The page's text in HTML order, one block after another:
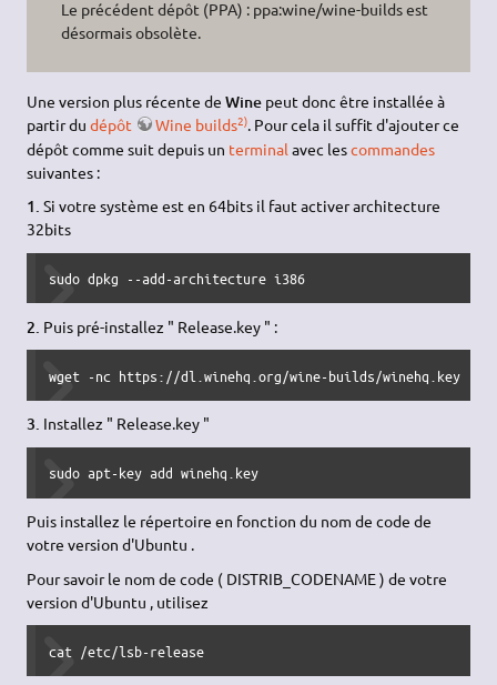
Le précédent dépôt (PPA) : ppa:wine/wine-builds est
désormais obsolète.
Une version plus récente deWine peut donc être installée à
partir dudépôt Wine builds2) . Pour cela il suffit d'ajouter ce
dépôt comme suit depuis un terminal avec lescommandes
suivantes :
1. Si votre système est en 64bits il faut activer architecture
32bits
sudo dpkg --add-architecture i386
2. Puis pré-installez " Release.key " :
wget -nc https: //dl.winehq.org/wine-builds/winehq.key
3. Installez " Release.key "
sudo apt-key add winehq.key
Puis installez le répertoire en fonction du nom de code de
votre version d'Ubuntu .
Pour savoir le nom de code ( DISTRIB_CODENAME ) de votre
version d'Ubuntu , utilisez
cat /etc/lsb-release